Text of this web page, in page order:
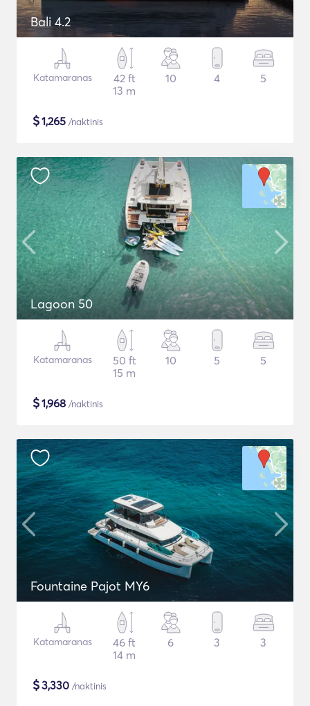
Bali 4.2
Katamaranas
42 ft
13 m
10 4 5
$1,265 /naktinis
Lagoon 50
Katamaranas
50 ft
15 m
10 5 5
$1,968 /naktinis
Fountaine Pajot MY6
Katamaranas
46 ft
14 m
6 3 3
$3,330 /naktinis